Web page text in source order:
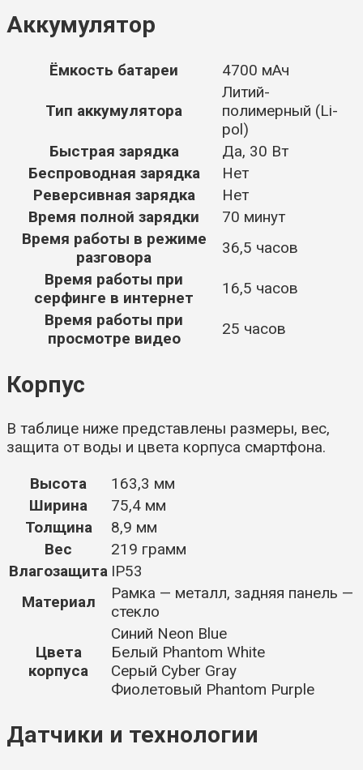
Аккумулятор
Ёмкость батареи 4700 мАч
Тип аккумулятора
Литий-
полимерный (Li-
pol)
Быстрая зарядка
Да, 30 Вт
Беспроводная зарядка
Нет
Реверсивная зарядка
Нет
Время полной зарядки
70 минут
Время работы в режиме
разговора
36,5 часов
Время работы при
серфинге в интернет
16,5 часов
Время работы при
просмотре видео
25 часов
Корпус
В таблице ниже представлены размеры, вес,
защита от воды и цвета корпуса смартфона.
Высота
163,3 мм
Ширина
75,4 мм
Толщина
8,9 мм
Вес
219 грамм
Влагозащита IP53
Материал
Рамка — металл, задняя панель —
стекло
Цвета
корпуса
Синий Neon Blue
Белый Phantom White
Серый Cyber Gray
Фиолетовый Phantom Purple
Датчики и технологии